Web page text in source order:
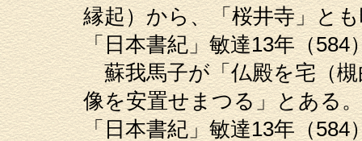
縁起）から、「桜井寺」と
「日本書紀」敏達13年（584
蘇我馬子が「仏殿を宅（槻
像を安置せまつる」とある。
「日本書紀」敏達13年（584